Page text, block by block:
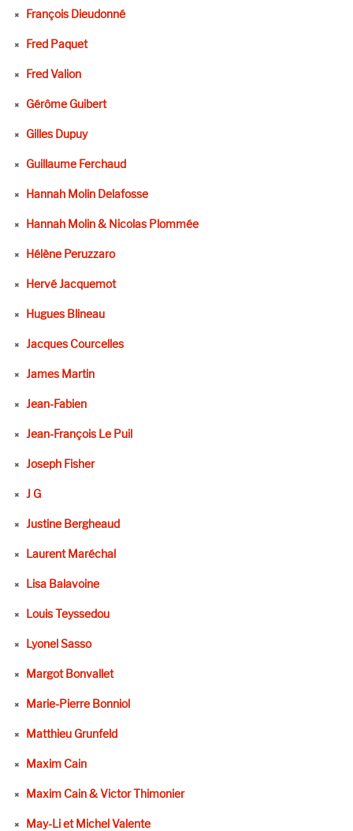
François Dieudonné
Fred Paquet
Fred Valion
Gérôme Guibert
Gilles Dupuy
Guillaume Ferchaud
Hannah Molin Delafosse
Hannah Molin & Nicolas Plommée
Hélène Peruzzaro
Hervé Jacquemot
Hugues Blineau
Jacques Courcelles
James Martin
Jean-Fabien
Jean-François Le Puil
Joseph Fisher
J G
Justine Bergheaud
Laurent Maréchal
Lisa Balavoine
Louis Teyssedou
Lyonel Sasso
Margot Bonvallet
Marie-Pierre Bonniol
Matthieu Grunfeld
Maxim Cain
Maxim Cain & Victor Thimonier
May-Li et Michel Valente